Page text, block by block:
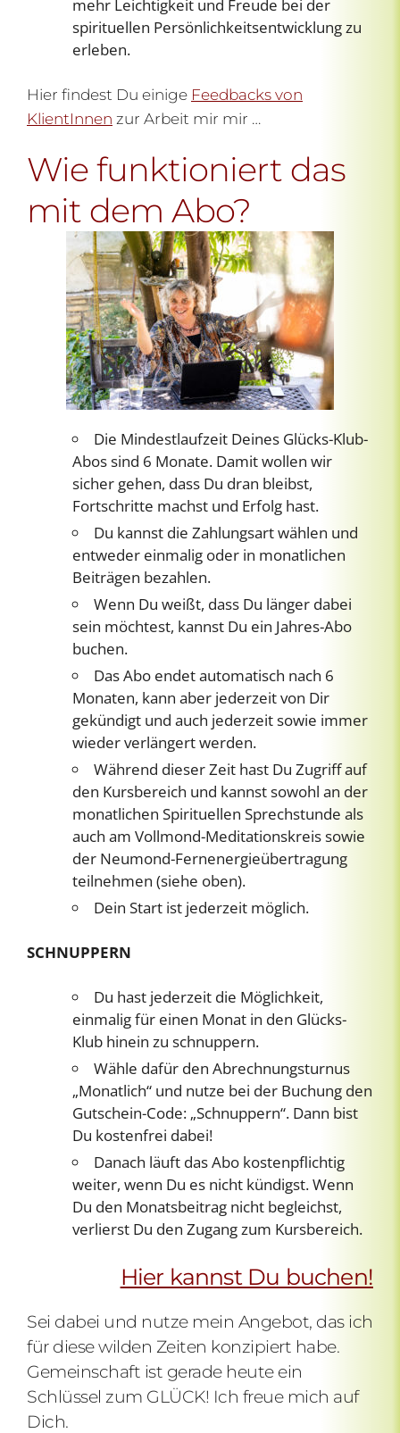
mehr Leichtigkeit und Freude bei der
spirituellen Persönlichkeitsentwicklung zu
erleben.
Hier findest Du einige Feedbacks von
KlientInnen zur Arbeit mir mir …
Wie funktioniert das
mit dem Abo?
Die Mindestlaufzeit Deines Glücks-Klub-
Abos sind 6 Monate. Damit wollen wir
sicher gehen, dass Du dran bleibst,
Fortschritte machst und Erfolg hast.
Du kannst die Zahlungsart wählen und
entweder einmalig oder in monatlichen
Beiträgen bezahlen.
Wenn Du weißt, dass Du länger dabei
sein möchtest, kannst Du ein Jahres-Abo
buchen.
Das Abo endet automatisch nach 6
Monaten, kann aber jederzeit von Dir
gekündigt und auch jederzeit sowie immer
wieder verlängert werden.
Während dieser Zeit hast Du Zugriff auf
den Kursbereich und kannst sowohl an der
monatlichen Spirituellen Sprechstunde als
auch am Vollmond-Meditationskreis sowie
der Neumond-Fernenergieübertragung
teilnehmen (siehe oben).
Dein Start ist jederzeit möglich.
SCHNUPPERN
Du hast jederzeit die Möglichkeit,
einmalig für einen Monat in den Glücks-
Klub hinein zu schnuppern.
Wähle dafür den Abrechnungsturnus
„Monatlich“ und nutze bei der Buchung den
Gutschein-Code: „Schnuppern“. Dann bist
Du kostenfrei dabei!
Danach läuft das Abo kostenpflichtig
weiter, wenn Du es nicht kündigst. Wenn
Du den Monatsbeitrag nicht begleichst,
verlierst Du den Zugang zum Kursbereich.
Hier kannst Du buchen!
Sei dabei und nutze mein Angebot, das ich
für diese wilden Zeiten konzipiert habe.
Gemeinschaft ist gerade heute ein
Schlüssel zum GLÜCK! Ich freue mich auf
Dich.